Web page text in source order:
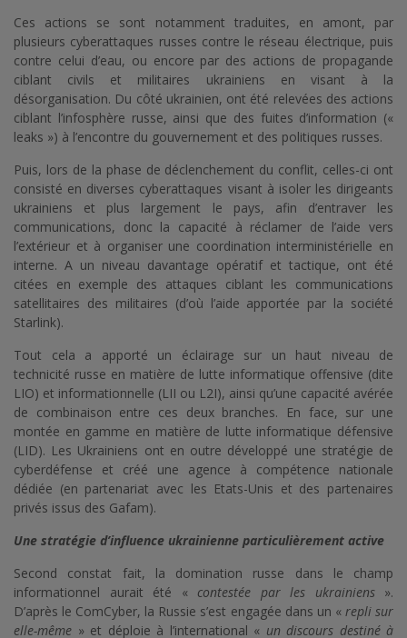
Ces actions se sont notamment traduites, en amont, par
plusieurs cyberattaques russes contre le réseau électrique, puis
contre celui d’eau, ou encore par des actions de propagande
ciblant civils et militaires ukrainiens en visant à la
désorganisation. Du côté ukrainien, ont été relevées des actions
ciblant l’infosphère russe, ainsi que des fuites d’information («
leaks ») à l’encontre du gouvernement et des politiques russes.
Puis, lors de la phase de déclenchement du conflit, celles-ci ont
consisté en diverses cyberattaques visant à isoler les dirigeants
ukrainiens et plus largement le pays, afin d’entraver les
communications, donc la capacité à réclamer de l’aide vers
l’extérieur et à organiser une coordination interministérielle en
interne. A un niveau davantage opératif et tactique, ont été
citées en exemple des attaques ciblant les communications
satellitaires des militaires (d’où l’aide apportée par la société
Starlink).
Tout cela a apporté un éclairage sur un haut niveau de
technicité russe en matière de lutte informatique offensive (dite
LIO) et informationnelle (LII ou L2I), ainsi qu’une capacité avérée
de combinaison entre ces deux branches. En face, sur une
montée en gamme en matière de lutte informatique défensive
(LID). Les Ukrainiens ont en outre développé une stratégie de
cyberdéfense et créé une agence à compétence nationale
dédiée (en partenariat avec les Etats-Unis et des partenaires
privés issus des Gafam).
Une stratégie d’influence ukrainienne particulièrement active
Second constat fait, la domination russe dans le champ
informationnel aurait été « contestée par les ukrainiens».
D’après le ComCyber, la Russie s’est engagée dans un « repli sur
elle-même » et déploie à l’international « un discours destiné à